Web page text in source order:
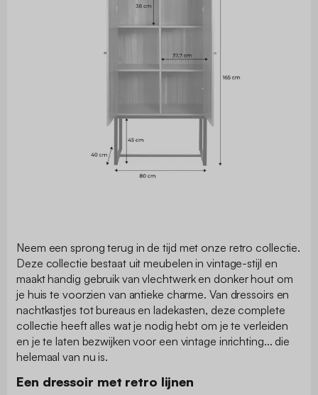
Neem een sprong terug in de tijd met onze retro collectie.
Deze collectie bestaat uit meubelen in vintage-stijl en
maakt handig gebruik van vlechtwerk en donker hout om
je huis te voorzien van antieke charme. Van dressoirs en
nachtkastjes tot bureaus en ladekasten, deze complete
collectie heeft alles wat je nodig hebt om je te verleiden
en je te laten bezwijken voor een vintage inrichting... die
helemaal van nu is.
Een dressoir met retro lijnen